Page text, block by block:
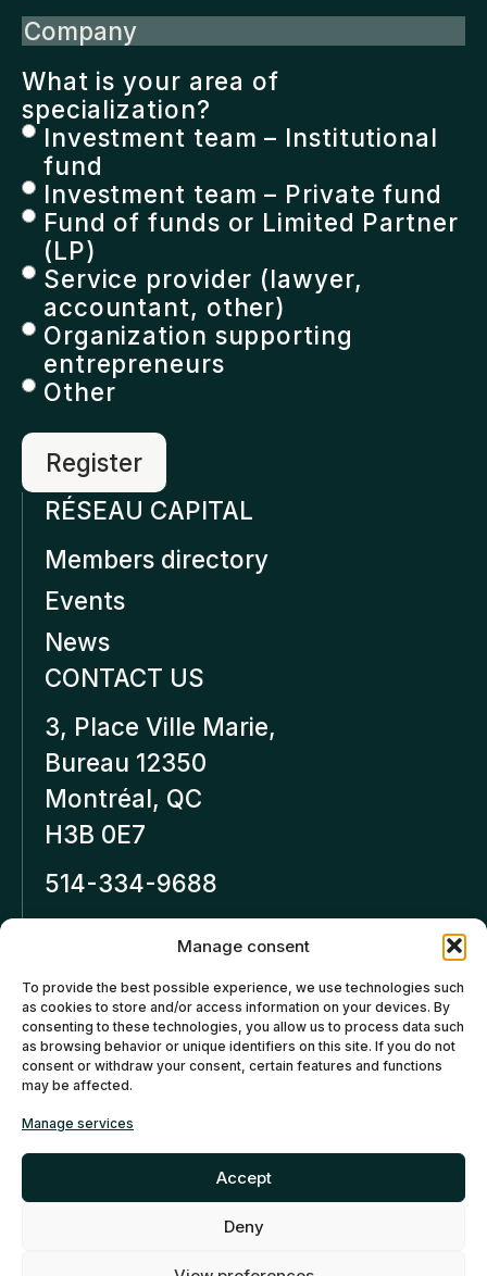
Manage consent
To provide the best possible experience, we use technologies such
as cookies to store and/or access information on your devices. By
consenting to these technologies, you allow us to process data such
as browsing behavior or unique identifiers on this site. If you do not
consent or withdraw your consent, certain features and functions
may be affected.
Manage services
Accept
Deny
Company
What is your area of
specialization?
Investment team – Institutional
fund
Investment team – Private fund
Fund of funds or Limited Partner
(LP)
Service provider (lawyer,
accountant, other)
Organization supporting
entrepreneurs
Other
RÉSEAU CAPITAL
Members directory
Events
News
CONTACT US
3, Place Ville Marie,
Bureau 12350
Montréal, QC
H3B 0E7
514-334-9688
Privacy policy
Cancellation and Refund
Policies
Cookies policy (CA)
©2026 Réseau Capital. All
rights reserved -
My Little